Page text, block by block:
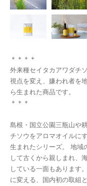
＊＊＊＊
外来種セイタカアワダチ
視点を変え、嫌われ者を
ら生まれた商品です。
＊＊＊
島根・国立公園三瓶山や
チソウをアロマオイルに
生まれたシリーズ。 地域
して古くから親しまれ、
している一面もあります
に変える、国内初の取組